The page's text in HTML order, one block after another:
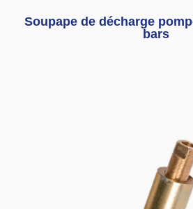
Soupape de décharge
bars